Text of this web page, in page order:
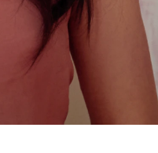
暢銷產品
預計送達日期
預計送達日期12/08/2026